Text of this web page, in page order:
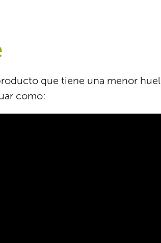
que tiene una menor
como: